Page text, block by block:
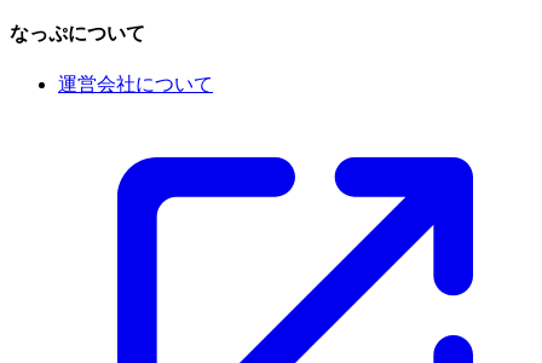
なっぷについて
運営会社について